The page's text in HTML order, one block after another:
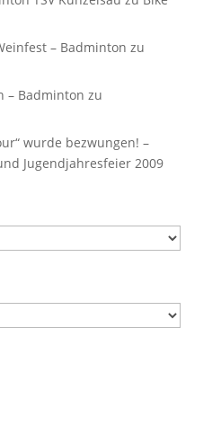
– Badminton zu
– Badminton zu
wurde bezwungen! –
Jugendjahresfeier 2009